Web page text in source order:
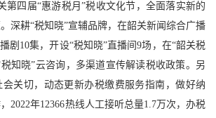
第四届“惠游税月”税收文化节，全面落实新的
深耕“税知晓”宣辅品牌，在韶关新闻综合广播
剧10集，开设“税知晓”直播间9场，在“韶关税
知晓”云咨询，多渠道宣传解读税收政策。另
关切，动态更新办税缴费服务指南，做好纳
2022年12366热线人工接听总量1.7万次，办税